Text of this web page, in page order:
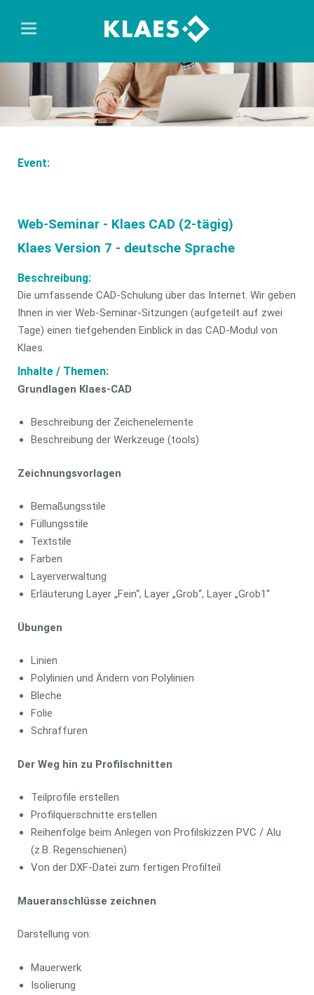
Event:
Web-Seminar - Klaes CAD (2-tägig)
Klaes Version 7 - deutsche Sprache
Beschreibung:
Die umfassende CAD-Schulung über das Internet. Wir geben
Ihnen in vier Web-Seminar-Sitzungen (aufgeteilt auf zwei
Tage) einen tiefgehenden Einblick in das CAD-Modul von
Klaes.
Inhalte / Themen:
Grundlagen Klaes-CAD
Beschreibung der Zeichenelemente
Beschreibung der Werkzeuge (tools)
Zeichnungsvorlagen
Bemaßungsstile
Füllungsstile
Textstile
Farben
Layerverwaltung
Erläuterung Layer „Fein“, Layer „Grob“, Layer „Grob1“
Übungen
Linien
Polylinien und Ändern von Polylinien
Bleche
Folie
Schraffuren
Der Weg hin zu Profilschnitten
Teilprofile erstellen
Profilquerschnitte erstellen
Reihenfolge beim Anlegen von Profilskizzen PVC / Alu
(z.B. Regenschienen)
Von der DXF-Datei zum fertigen Profilteil
Maueranschlüsse zeichnen
Darstellung von:
Mauerwerk
Isolierung